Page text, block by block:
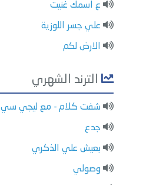
ع اسمك غنيت
علي جسر اللوزية
الارض لكم
الترند الشهري
شفت كلام - مع ليجي سي
جدع
بعيش علي الذكري
وصولي